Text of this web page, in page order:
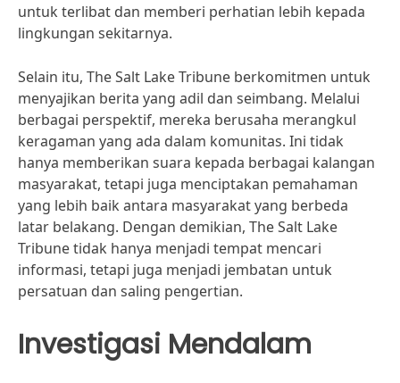
untuk terlibat dan memberi perhatian lebih kepada
lingkungan sekitarnya.
Selain itu, The Salt Lake Tribune berkomitmen untuk
menyajikan berita yang adil dan seimbang. Melalui
berbagai perspektif, mereka berusaha merangkul
keragaman yang ada dalam komunitas. Ini tidak
hanya memberikan suara kepada berbagai kalangan
masyarakat, tetapi juga menciptakan pemahaman
yang lebih baik antara masyarakat yang berbeda
latar belakang. Dengan demikian, The Salt Lake
Tribune tidak hanya menjadi tempat mencari
informasi, tetapi juga menjadi jembatan untuk
persatuan dan saling pengertian.
Investigasi Mendalam